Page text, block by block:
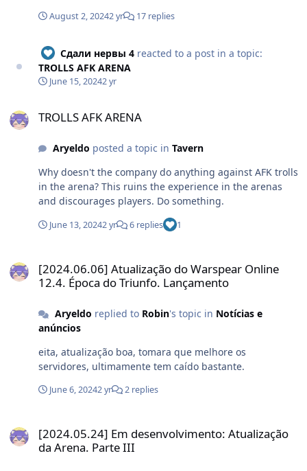
August 2, 20242 yr 17 replies
Сдали нервы 4 reacted to a post in a topic:
TROLLS AFK ARENA
June 15, 20242 yr
TROLLS AFK ARENA
Aryeldo posted a topic in Tavern
Why doesn't the company do anything against AFK trolls
in the arena? This ruins the experience in the arenas
and discourages players. Do something.
June 13, 20242 yr 6 replies 1
[2024.06.06] Atualização do Warspear Online
12.4. Época do Triunfo. Lançamento
Aryeldo replied to Robin's topic in Notícias e
anúncios
eita, atualização boa, tomara que melhore os
servidores, ultimamente tem caído bastante.
June 6, 20242 yr 2 replies
[2024.05.24] Em desenvolvimento: Atualização
da Arena. Parte III